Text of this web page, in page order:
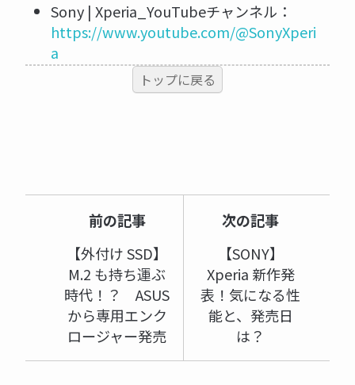
Sony | Xperia_YouTubeチャンネル：
https://www.youtube.com/@SonyXperi
a
トップに戻る
前の記事
【外付け SSD】
M.2 も持ち運ぶ
時代！？ ASUS
から専用エンク
ロージャー発売
次の記事
【SONY】
Xperia 新作発
表！気になる性
能と、発売日
は？